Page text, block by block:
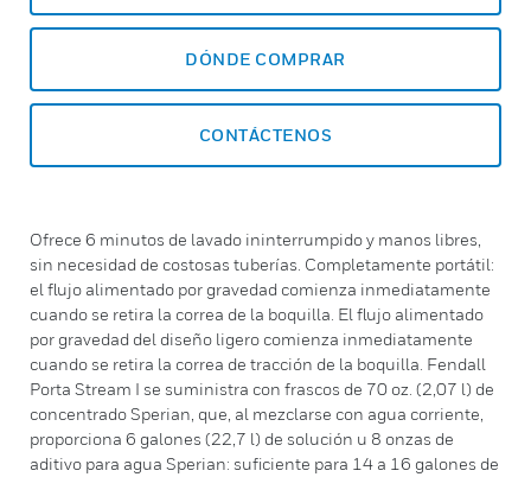
DÓNDE COMPRAR
CONTÁCTENOS
Ofrece 6 minutos de lavado ininterrumpido y manos libres,
sin necesidad de costosas tuberías. Completamente portátil:
el flujo alimentado por gravedad comienza inmediatamente
cuando se retira la correa de la boquilla. El flujo alimentado
por gravedad del diseño ligero comienza inmediatamente
cuando se retira la correa de tracción de la boquilla. Fendall
Porta Stream I se suministra con frascos de 70 oz. (2,07 l) de
concentrado Sperian, que, al mezclarse con agua corriente,
proporciona 6 galones (22,7 l) de solución u 8 onzas de
aditivo para agua Sperian: suficiente para 14 a 16 galones de